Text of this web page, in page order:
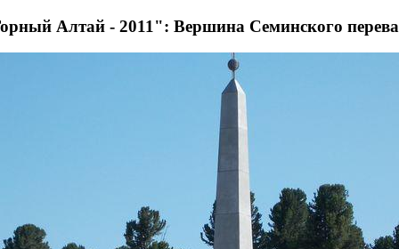
Алтай - 2011": Вершина Семинского